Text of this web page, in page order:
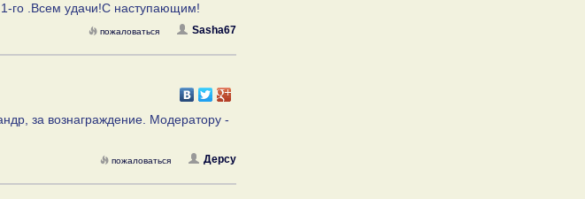
го .Всем удачи!С наступающим!
Sasha67
пожаловаться
за вознаграждение. Модератору -
Дерсу
пожаловаться